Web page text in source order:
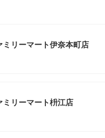
ミリーマート伊奈本町店
ミリーマート枡江店